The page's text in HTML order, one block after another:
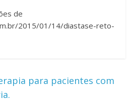
de
2015/01/14/diastase-reto-
para pacientes com